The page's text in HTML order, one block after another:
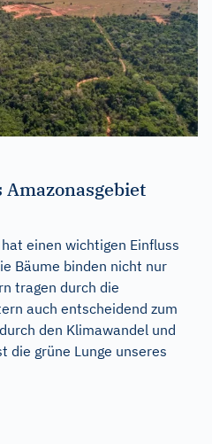
einen wichtigen Einfluss
Bäume binden nicht nur
tragen durch die
auch entscheidend zum
den Klimawandel und
die grüne Lunge unseres